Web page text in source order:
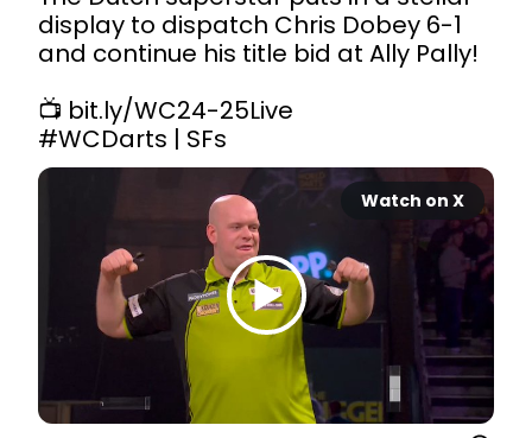
display to dispatch Chris Dobey 6-1
and continue his title bid at Ally Pally!
📺 bit.ly/WC24-25Live
#WCDarts | SFs
Watch on X